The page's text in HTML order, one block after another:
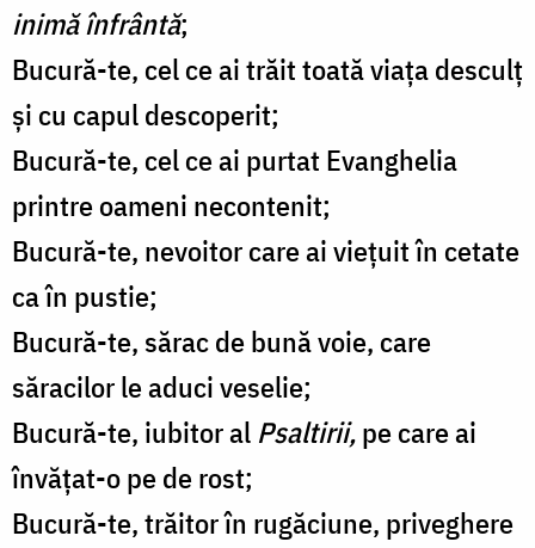
inimă înfrântă;
Bucură-te, cel ce ai trăit toată viața desculț
și cu capul descoperit;
Bucură-te, cel ce ai purtat Evanghelia
printre oameni necontenit;
Bucură-te, nevoitor care ai viețuit în cetate
ca în pustie;
Bucură-te, sărac de bună voie, care
săracilor le aduci veselie;
Bucură-te, iubitor al Psaltirii,pe care ai
învățat-o pe de rost;
Bucură-te, trăitor în rugăciune, priveghere